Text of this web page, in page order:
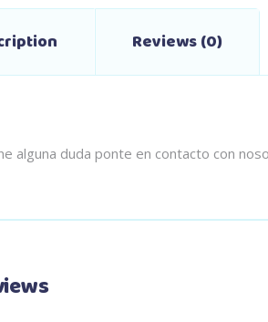
Reviews (0)
alguna duda ponte en contacto con